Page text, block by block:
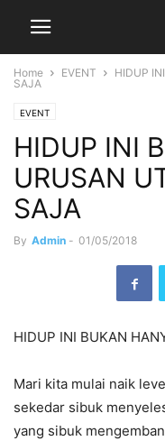
Home EVENT
HIDUP
SAJA
EVENT
HIDUP INI
URUSAN
SAJA
By Admin - 01/05/2018
HIDUP INI BUKAN
Mari kita mulai naik
sekedar sibuk
yang sibuk